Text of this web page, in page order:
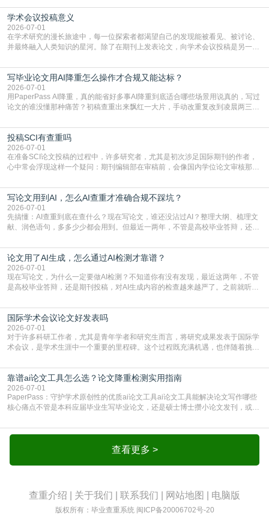
质量，更能在此过程中深化对学术写作的理解。如何系统、高效地打磨自己的论
文，使其在语言和学术表达上更符合国际期刊的要求，是每位研究者值得投入学
习的技能。本篇AEIC学术交流中心小编就为大家介
学术会议投稿意义
2026-07-01
在学术研究的漫长旅途中，每一位探索者都渴望自己的发现能被看见、被讨论、
并最终融入人类知识的星河。除了在期刊上发表论文，向学术会议投稿是另一个
广阔学术天地的大门，连接着个体研究与社会网络。本篇AEIC学术交流中心小编
就为大家介绍“学术会议投稿意义”。一、加速研究成果的传播与反馈学术会议通
常具有周期短、时效性强的特点。相比期刊漫长的
写毕业论文用AI降重怎么操作才合规又能达标？
2026-07-01
用PaperPass AI降重，真的能省好多事AI降重到底适合哪些场景用说真的，写过
论文的谁没懂那种痛苦？初稿查重出来飘红一大片，手动改重复改到凌晨两三
到秃头。这时候靠谱的AI降重真的就是救命稻草，选对工具，半天就能搞定你两
三天都做不完的事。不是所有人都需要用AI降重，但如果你符合下面这些场景，
真的可以试试：初稿写完重复率远超要
投稿SCI有查重吗
2026-07-01
在准备SCI论文投稿的过程中，许多研究者，尤其是初次涉足国际期刊的作者，
心中常会浮现这样一个疑问：期刊编辑部在审稿前，会像国内学位论文审核那
论文的初审通过率。实际上，SCI期刊对重复内容的审查是严谨投稿流程中不可
或缺的一环。本篇AEIC学术交流中心小编就为大家介绍“投稿SCI有查重吗”。
一、查重是标准流程答案是明确的：绝大多数S
写论文用到AI，怎么AI查重才准确合规不踩坑？
2026-07-01
先搞懂：AI查重到底在查什么？现在写论文，谁还没沾过AI？整理大纲、梳理文
献、润色语句，多多少少都会用到。但最近一两年，不管是高校毕业答辩，还是
须加做AI查重。很多人分不清，AI查重和普通查重到底有啥区别？这里说透：普
通查重查的是你的文字和已公开文献的重复比例，防的是抄袭；AI查重查的是你
的内容里，有多少是AI生成的，防的是过
论文用了AI生成，怎么通过AI检测才靠谱？
2026-07-01
现在写论文，为什么一定要做AI检测？不知道你有没有发现，最近这两年，不管
是高校毕业答辩，还是期刊投稿，对AI生成内容的检查越来越严了。之前就听身
要求修改，还差点被判定学术不规范，真的太冤了。现在国内多数高校和核心期
刊，都已经明确出台了相关规定：如果使用AI生成内容辅助写作，必须明确标
注，未标注的AI生成内容会被认定为不符合学
国际学术会议论文好发表吗
2026-07-01
对于许多科研工作者，尤其是青年学者和研究生而言，将研究成果发表于国际学
术会议，是学术生涯中一个重要的里程碑。这个过程既充满机遇，也伴随着挑
疑问：国际学术会议论文到底好不好发表？其价值和难度究竟如何衡量。本篇
AEIC学术交流中心小编就为大家介绍“国际学术会议论文好发表吗”。一、会议论
文发表的相对优势与期刊论文相比，国际会议论文的发
靠谱ai论文工具怎么选？论文降重检测实用指南
2026-07-01
PaperPass：守护学术原创性的优质ai论文工具ai论文工具能解决论文写作哪些
核心痛点不管是本科应届毕业生写毕业论文，还是硕士博士攒小论文发刊，或是
自己逐句读逐句改，熬好几个大夜不说，还经常改不到点上，交上去才发现重复
率超标，再返工太折腾。现在有了成熟的ai论文工具，这些痛点基本都能高效解
决。靠谱的ai论文工具，不止能帮你梳查看更多 >
查重介绍 关于我们 联系我们 网站地图 电脑版
版权所有：毕业查重系统 闽ICP备20006702号-20